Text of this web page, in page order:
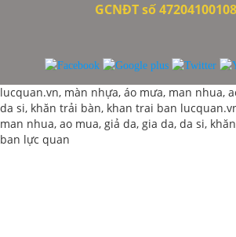
GCNĐT số
lucquan.vn, màn nhựa, áo mưa, man nhua,
da si, khăn trải bàn, khan trai ban
man nhua, ao mua, giả da, gia da, da si,
ban lực quan